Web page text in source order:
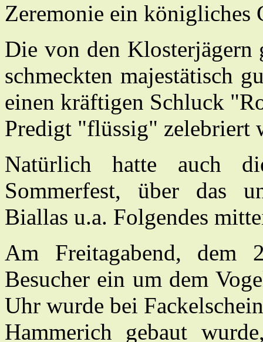
Zeremonie ein königliches
Die von den Klosterjägern
schmeckten majestätisch
einen kräftigen Schluck
Predigt "flüssig" zelebriert
Natürlich hatte auch
Sommerfest, über das
Biallas u.a. Folgendes
Am Freitagabend, dem
Besucher ein um dem
Uhr wurde bei
Hammerich gebaut